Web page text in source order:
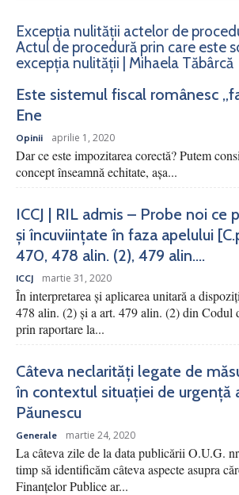
Excepția nulității actelor de
Actul de procedură prin care este
excepția nulității | Mihaela Tăbârcă
Este sistemul fiscal românesc
Ene
Opinii aprilie 1, 2020
Dar ce este impozitarea corectă? Putem
concept înseamnă echitate, așa...
ICCJ | RIL admis – Probe noi ce
și încuviințate în faza apelului
470, 478 alin. (2), 479 alin....
ICCJ martie 31, 2020
În interpretarea şi aplicarea unitară a
478 alin. (2) şi a art. 479 alin. (2) din Codul
prin raportare la...
Câteva neclarități legate de
în contextul situației de urgență
Păunescu
Generale martie 24, 2020
La câteva zile de la data publicării O.U.G.
timp să identificăm câteva aspecte asupra
Finanțelor Publice ar...